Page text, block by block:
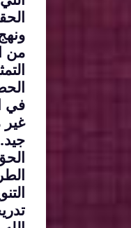
من
في
غير